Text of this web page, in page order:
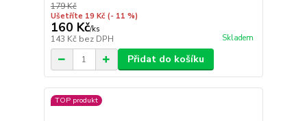
179 Kč
Ušetříte 19 Kč (- 11 %)
160 Kč/ks
143 Kč bez DPH Skladem
Přidat do košíku
TOP produkt